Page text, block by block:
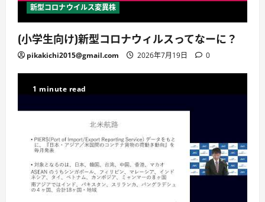
新型コロナウイルス変異株
(小学生向け)新型コロナウィルスってなーに？
pikakichi2015@gmail.com 2026年7月19日 0
1 minute read